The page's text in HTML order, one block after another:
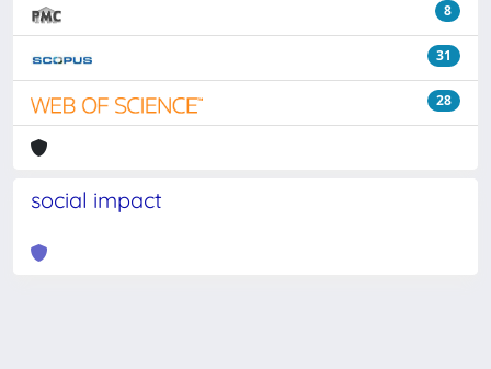
8
31
28
social impact